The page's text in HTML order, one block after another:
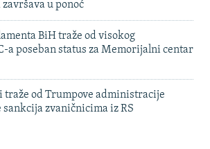
u ponoć
BiH traže od visokog
a poseban status za Memorijalni centar
od Trumpove administracije
sankcija zvaničnicima iz RS